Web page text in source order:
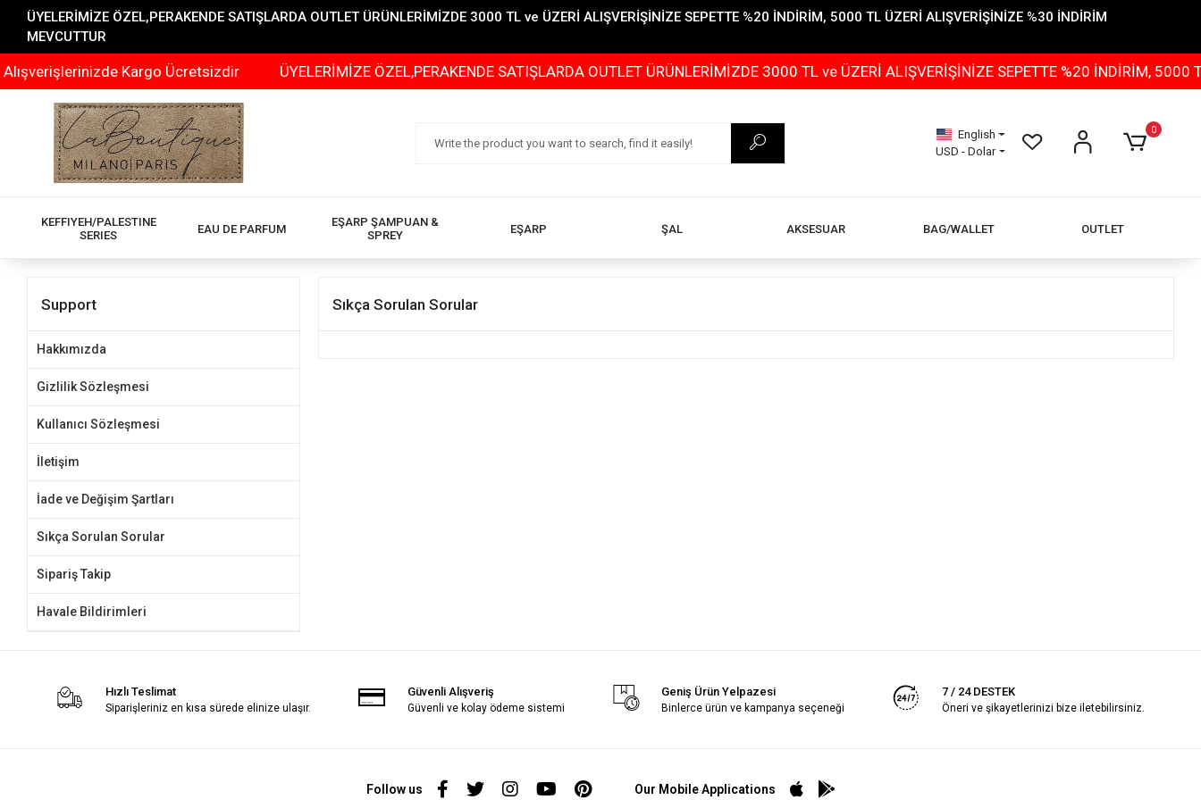
ÜYELERİMİZE ÖZEL,PERAKENDE SATIŞLARDA OUTLET ÜRÜNLERİMİZDE 3000 TL ve ÜZERİ ALIŞVERİŞİNİZE SEPETTE %20 İNDİRİM, 5000 TL ÜZERİ ALIŞVERİŞİNİZE %30 İNDİRİM
MEVCUTTUR
Kargo Ücretsizdir ÜYELERİMİZE ÖZEL,PERAKENDE SATIŞLARDA OUTLET ÜRÜNLERİMİZDE 3000 TL ve ÜZERİ ALIŞVERİŞİNİZE SEPETTE %20 İNDİRİM, 5000
English
USD - Dolar
0
KEFFIYEH/PALESTINE
SERIES
EAU DE PARFUM
EŞARP ŞAMPUAN &
SPREY
EŞARP ŞAL AKSESUAR BAG/WALLET OUTLET
Support
Hakkımızda
Gizlilik Sözleşmesi
Kullanıcı Sözleşmesi
İletişim
İade ve Değişim Şartları
Sıkça Sorulan Sorular
Sipariş Takip
Havale Bildirimleri
Sıkça Sorulan Sorular
Hızlı Teslimat
Siparişleriniz en kısa sürede elinize ulaşır.
Güvenli Alışveriş
Güvenli ve kolay ödeme sistemi
Geniş Ürün Yelpazesi
Binlerce ürün ve kampanya seçeneği
7 / 24 DESTEK
Öneri ve şikayetlerinizi bize iletebilirsiniz.
Follow us Our Mobile Applications